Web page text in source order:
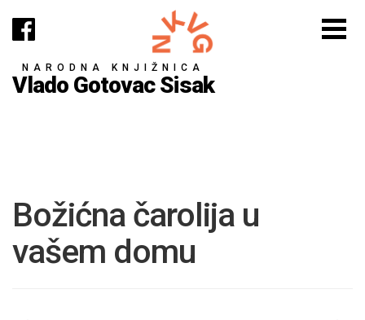
NARODNA KNJIŽNICA
Vlado Gotovac Sisak
Božićna čarolija u
vašem domu